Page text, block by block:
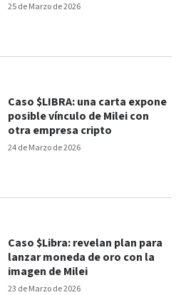
25 de Marzo de 2026
24 de Marzo de 2026
Caso $LIBRA: una carta expone
posible vínculo de Milei con
otra empresa cripto
23 de Marzo de 2026
Caso $Libra: revelan plan para
lanzar moneda de oro con la
imagen de Milei